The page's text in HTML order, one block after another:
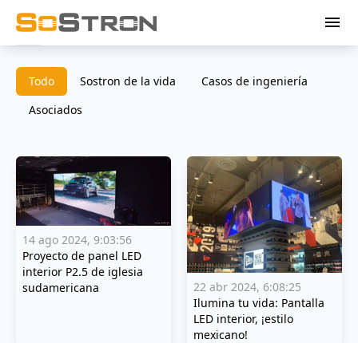
menu
Todo Sostron de la vida
Casos de ingeniería
Asociados
14 ago 2024, 9:03:56
Proyecto de panel LED
interior P2.5 de iglesia
sudamericana
22 abr 2024, 6:08:25
Ilumina tu vida: Pantalla
LED interior, ¡estilo
mexicano!